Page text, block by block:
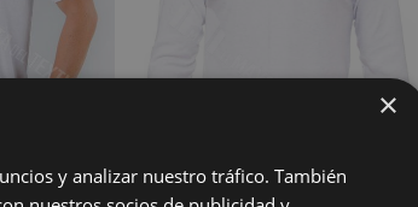
Rapife
×
y analizar nuestro tráfico. También